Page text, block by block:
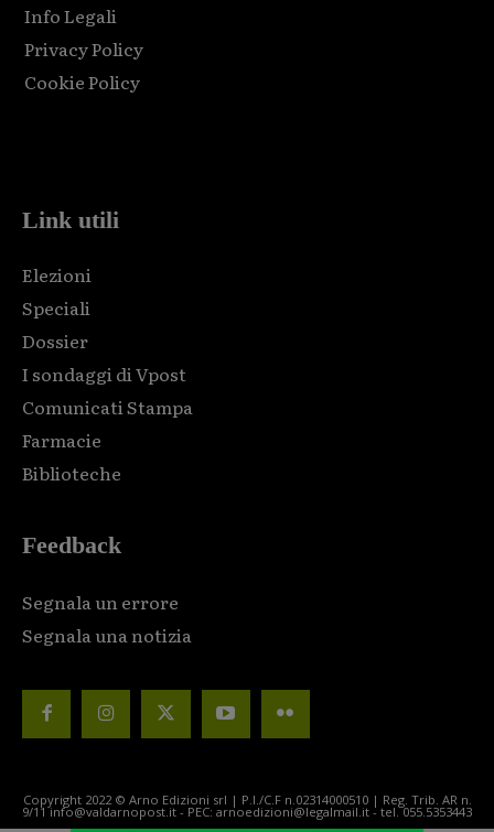
Info Legali
Privacy Policy
Cookie Policy
Link utili
Elezioni
Speciali
Dossier
I sondaggi di Vpost
Comunicati Stampa
Farmacie
Biblioteche
Feedback
Segnala un errore
Segnala una notizia
Copyright 2022 © Arno Edizioni srl | P.I./C.F n.02314000510 | Reg. Trib. AR n.
9/11 info@valdarnopost.it - PEC: arnoedizioni@legalmail.it - tel. 055.5353443